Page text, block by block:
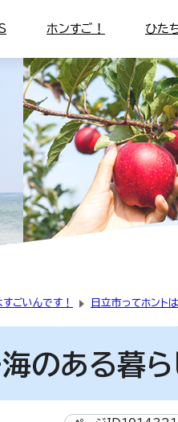
ホンすご！ ひた
ごいんです！ 日立市ってホント
のある暮ら